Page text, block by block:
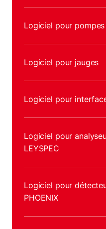
Logiciel pour
Logiciel pour jauges
Logiciel pour
Logiciel pour
LEYSPEC
Logiciel pour
PHOENIX